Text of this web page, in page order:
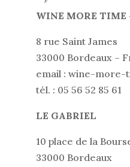
WINE MORE
8 rue Saint James
33000 Bordeaux –
email : wine-more-
tél. : 05 56 52 85 61
LE GABRIEL
10 place de la
33000 Bordeaux